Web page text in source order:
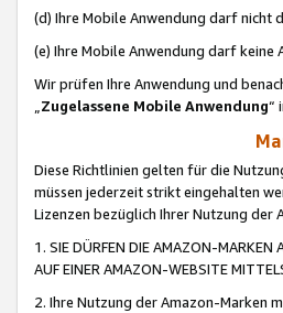
(d) Ihre Mobile Anwendung darf nicht
(e) Ihre Mobile Anwendung darf
Wir prüfen Ihre Anwendung und
„Zugelassene Mobile Anwendung“
Diese Richtlinien gelten für die
müssen jederzeit strikt eingehalten
Lizenzen bezüglich Ihrer Nutzung der
1. SIE DÜRFEN DIE AMAZON-MARKEN
AUF EINER AMAZON-WEBSITE
2. Ihre Nutzung der Amazon-Marken